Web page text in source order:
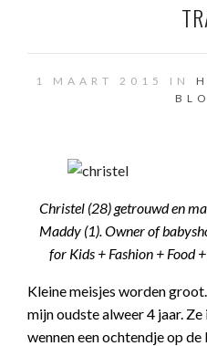
1 MAART 2015 IN
Christel (28) getrouwd en
Maddy (1).Owner of
for Kids + Fashion + Food
Kleine meisjes worden
mijn oudste alweer 4 jaar. Ze
wennen een ochtendje op